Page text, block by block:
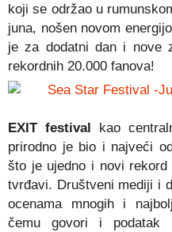
koji se održao u
juna, nošen novom
je za dodatni dan i nove
rekordnih 20.000 fanova!
EXIT festival kao
prirodno je bio i najveći
što je ujedno i novi rekord
tvrđavi. Društveni mediji i
ocenama mnogih i
čemu govori i podatak